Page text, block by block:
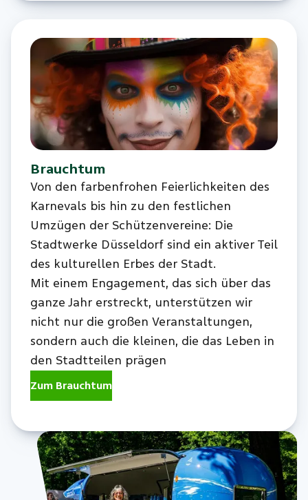
Brauchtum
Von den farbenfrohen Feierlichkeiten des
Karnevals bis hin zu den festlichen
Umzügen der Schützenvereine: Die
Stadtwerke Düsseldorf sind ein aktiver Teil
des kulturellen Erbes der Stadt.
Mit einem Engagement, das sich über das
ganze Jahr erstreckt, unterstützen wir
nicht nur die großen Veranstaltungen,
sondern auch die kleinen, die das Leben in
den Stadtteilen prägen
Zum Brauchtum